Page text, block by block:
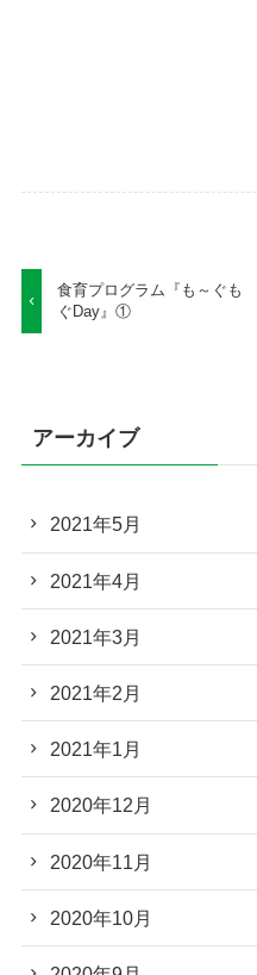
食育プログラム『も～ぐも
ぐDay』①
アーカイブ
2021年5月
2021年4月
2021年3月
2021年2月
2021年1月
2020年12月
2020年11月
2020年10月